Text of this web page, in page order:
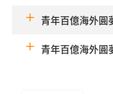
青年百億海外圓
青年百億海外圓